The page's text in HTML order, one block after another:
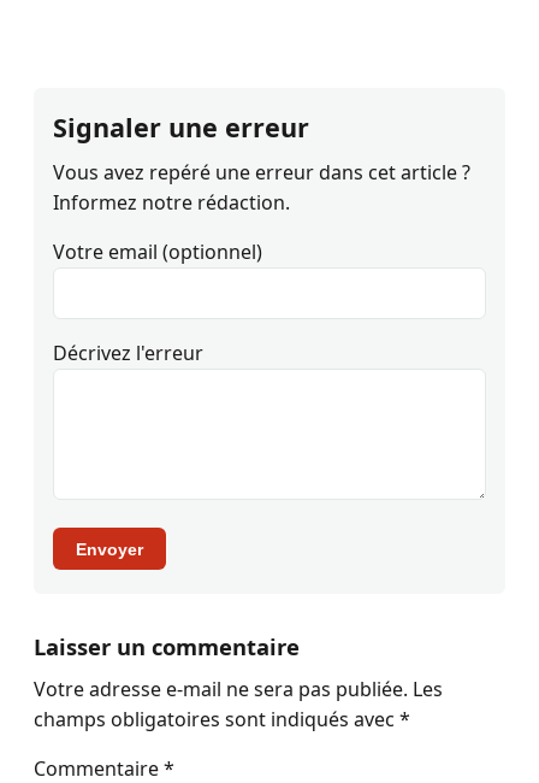
Signaler une erreur
Vous avez repéré une erreur dans cet article ?
Informez notre rédaction.
Votre email (optionnel)
Décrivez l'erreur
Envoyer
Laisser un commentaire
Votre adresse e-mail ne sera pas publiée. Les
champs obligatoires sont indiqués avec *
Commentaire*